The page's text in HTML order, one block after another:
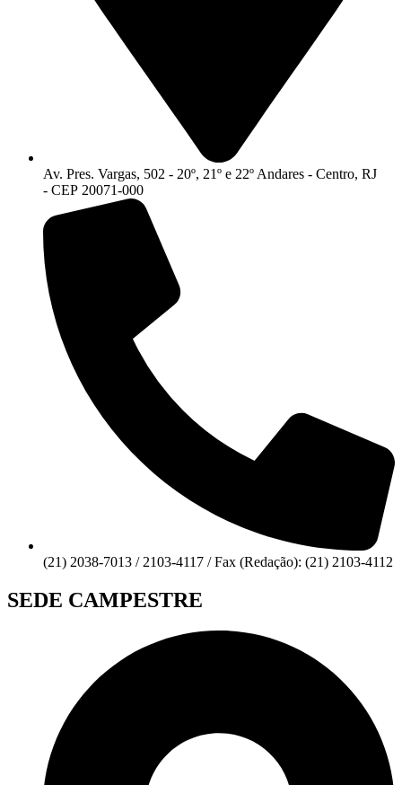
Av. Pres. Vargas, 502 - 20º, 21º e 22º Andares - Centro, RJ
- CEP 20071-000
(21) 2038-7013 / 2103-4117 / Fax (Redação): (21) 2103-4112
SEDE CAMPESTRE